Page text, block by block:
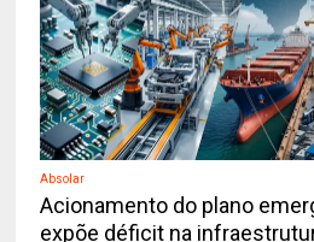
Absolar
Acionamento do plano
expõe déficit na